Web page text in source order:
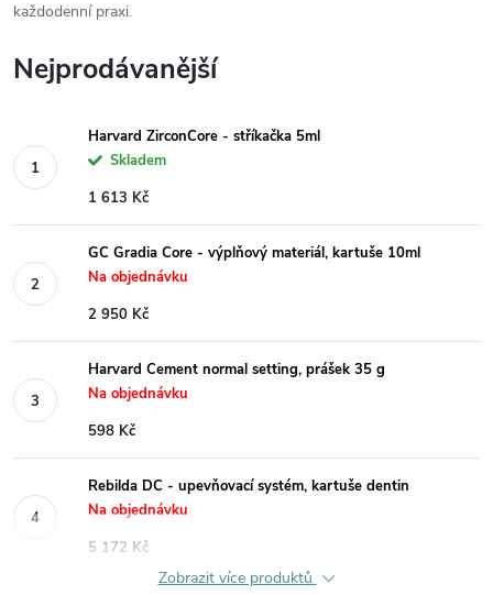
každodenní praxi.
Nejprodávanější
Harvard ZirconCore - stříkačka 5ml
Skladem
1 613 Kč
GC Gradia Core - výplňový materiál, kartuše 10ml
Na objednávku
2 950 Kč
Harvard Cement normal setting, prášek 35 g
Na objednávku
598 Kč
Rebilda DC - upevňovací systém, kartuše dentin
Na objednávku
5 172 Kč
Zobrazit více produktů